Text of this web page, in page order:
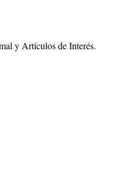
y Artículos de Interés.